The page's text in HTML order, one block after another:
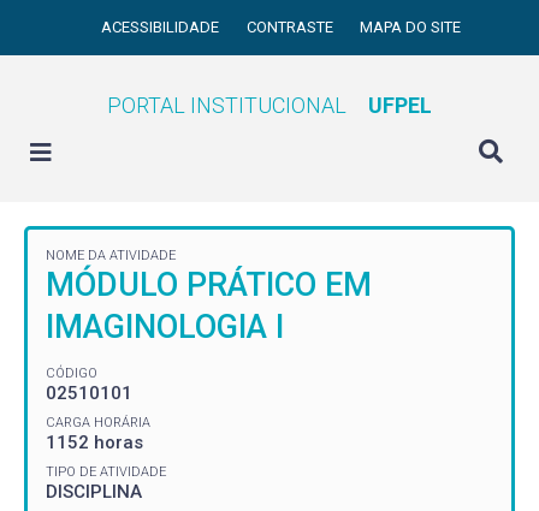
ACESSIBILIDADE CONTRASTE MAPA DO SITE
PORTAL INSTITUCIONAL UFPEL
NOME DA ATIVIDADE
MÓDULO PRÁTICO EM
IMAGINOLOGIA I
CÓDIGO
02510101
CARGA HORÁRIA
1152 horas
TIPO DE ATIVIDADE
DISCIPLINA